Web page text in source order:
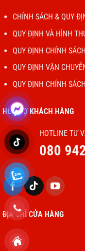
CHÍNH SÁCH & QUY
QUY ĐỊNH VÀ HÌNH
QUY ĐỊNH CHÍNH
QUY ĐỊNH VẬN
QUY ĐỊNH CHÍNH
HỖ TRỢ KHÁCH HÀNG
HOTLINE TƯ
080
ĐỊA CHỈ CỬA HÀNG